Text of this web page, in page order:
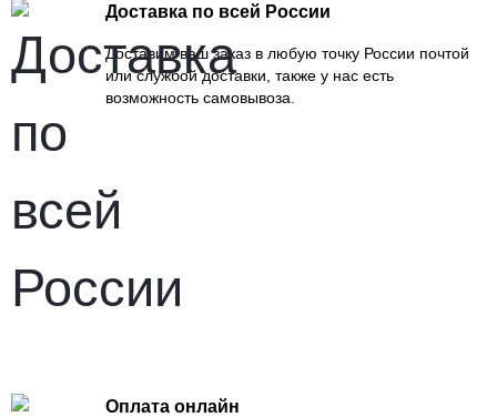
Доставка по всей России
Доставим ваш заказ в любую точку России почтой
или службой доставки, также у нас есть
возможность самовывоза.
Оплата онлайн